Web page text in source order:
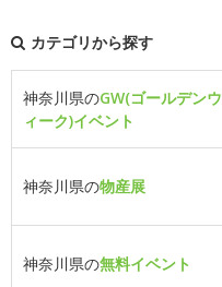
カテゴリから探す
神奈川県のGW(ゴールデンウ
ィーク)イベント
神奈川県の物産展
神奈川県の無料イベント